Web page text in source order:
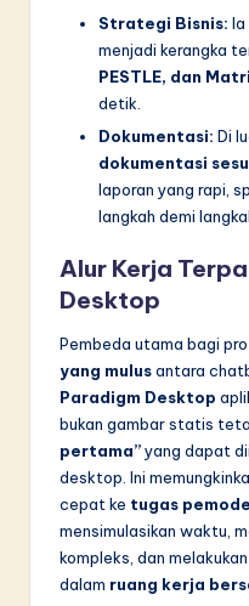
Strategi Bisnis: Ia
menjadi kerangka
PESTLE, dan
detik.
Dokumentasi: Di
dokumentasi
laporan yang rapi,
langkah demi
Alur Kerja
Desktop
Pembeda utama bagi
yang mulusantara
Paradigm Desktop
bukan gambar statis
pertama”yang dapat
desktop. Ini
cepat ke tugas
mensimulasikan waktu,
kompleks, dan
dalam ruang kerja